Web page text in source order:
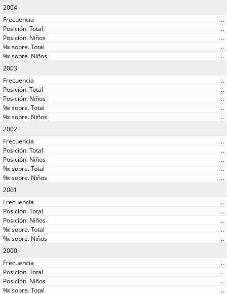
2004
..
..
..
..
..
2003
..
..
..
..
..
2002
..
..
..
..
..
2001
..
..
..
..
..
2000
..
..
..
..